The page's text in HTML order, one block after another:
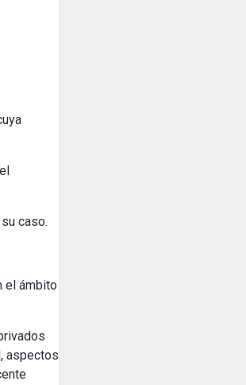
caso.
el ámbito
aspectos